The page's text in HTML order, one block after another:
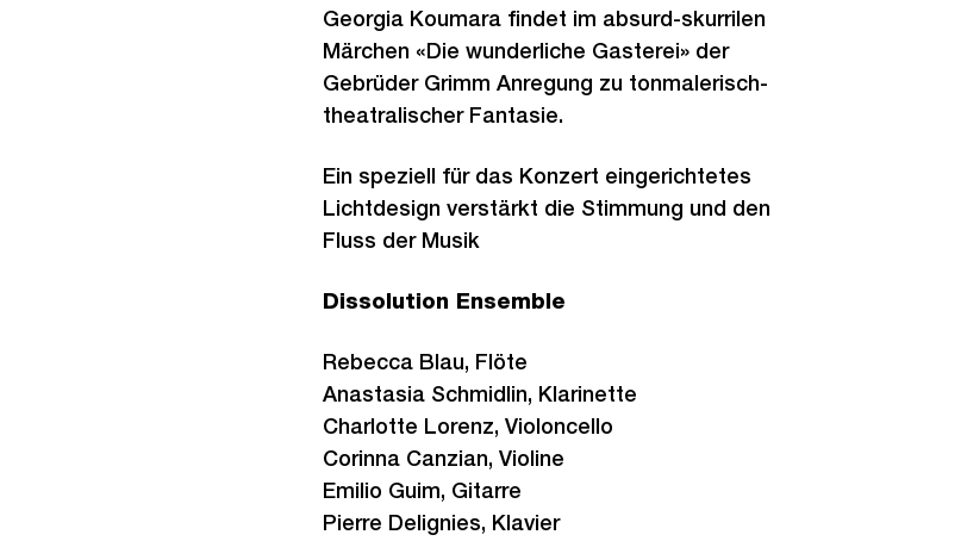
Georgia Koumara findet im absurd-skurrilen
Märchen «Die wunderliche Gasterei» der
Gebrüder Grimm Anregung zu tonmalerisch-
theatralischer Fantasie.
Ein speziell für das Konzert eingerichtetes
Lichtdesign verstärkt die Stimmung und den
Fluss der Musik
Dissolution Ensemble
Rebecca Blau, Flöte
Anastasia Schmidlin, Klarinette
Charlotte Lorenz, Violoncello
Corinna Canzian, Violine
Emilio Guim, Gitarre
Pierre Delignies, Klavier